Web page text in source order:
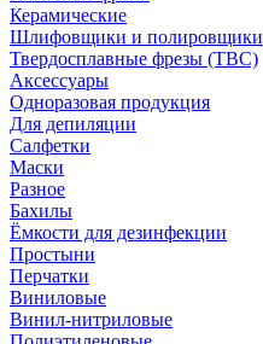
Керамические
Шлифовщики и полировщики
Твердосплавные фрезы (ТВС)
Аксессуары
Одноразовая продукция
Для депиляции
Салфетки
Маски
Разное
Бахилы
Ёмкости для дезинфекции
Простыни
Перчатки
Виниловые
Винил-нитриловые